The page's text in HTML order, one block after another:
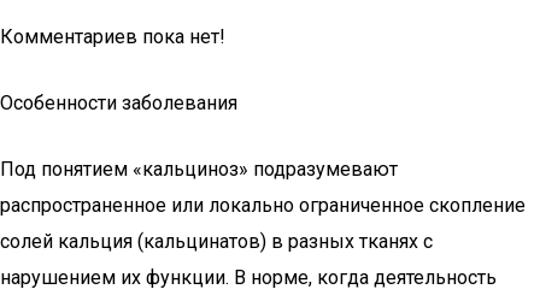
Комментариев пока нет!
Особенности заболевания
Под понятием «кальциноз» подразумевают
распространенное или локально ограниченное скопление
солей кальция (кальцинатов) в разных тканях с
нарушением их функции. В норме, когда деятельность